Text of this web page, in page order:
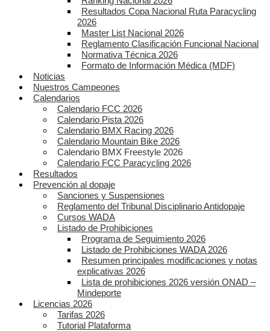
Resultados Copa Nacional Ruta Paracycling
2026
Master List Nacional 2026
Reglamento Clasificación Funcional Nacional
Normativa Técnica 2026
Formato de Información Médica (MDF)
Noticias
Nuestros Campeones
Calendarios
Calendario FCC 2026
Calendario Pista 2026
Calendario BMX Racing 2026
Calendario Mountain Bike 2026
Calendario BMX Freestyle 2026
Calendario FCC Paracycling 2026
Resultados
Prevención al dopaje
Sanciones y Suspensiones
Reglamento del Tribunal Disciplinario Antidopaje
Cursos WADA
Listado de Prohibiciones
Programa de Seguimiento 2026
Listado de Prohibiciones WADA 2026
Resumen principales modificaciones y notas
explicativas 2026
Lista de prohibiciones 2026 versión ONAD –
Mindeporte
Licencias 2026
Tarifas 2026
Tutorial Plataforma